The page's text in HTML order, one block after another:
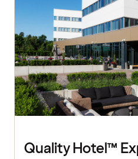
Quality Hotel™